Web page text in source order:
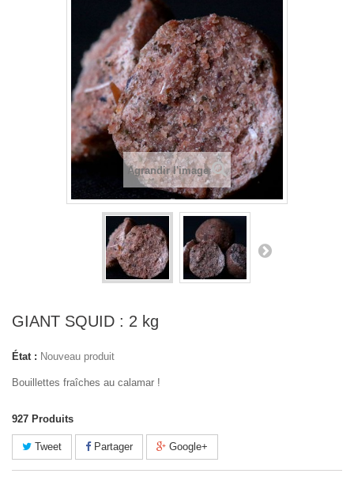
Agrandir l'image
GIANT SQUID : 2 kg
État : Nouveau produit
Bouillettes fraîches au calamar !
927 Produits
Tweet Partager Google+